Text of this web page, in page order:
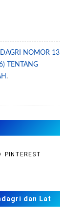
NOMOR 13
TENTANG
.
PINTEREST
dan Lat